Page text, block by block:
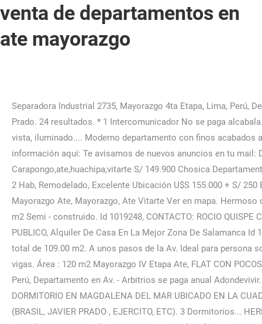
venta de departamentos en
ate mayorazgo
Separadora Industrial 2735, Mayorazgo 4ta Etapa, Lima, Perú, Departamento en Urbanización Alpamayo, Ate, Perú, Departamento en Av. Mayorazgo límite con la Molina cerca de Javier Prado. 24 resultados. * 1 Intercomunicador No se paga alcabala. var w = d.getElementsByTagName('script')[0]; DISTRITO DE ATE Ascensor directo a piso, una terraza grande con una buena vista, iluminado.... Moderno departamento con finos acabados amoblado y equipado que consta de 1er. Pide una cita para ver esta propiedad, no lo dejes escapar. Puedes obtener más información aquí: Te avisamos de nuevos anuncios en tu mail: Departamento en Calle Cordillera Blanca, Ate, Perú, Departamento en Urb. WebVenta De Departamentos Carapongo,ate,huachipa,vitarte S/ 149.900 Chosica Departamentos Venta De Departamentos Carapongo,ate,huachipa,vitarte 2 Dormitorios 2 Baños 222 m² Consultar Dúplex Con Terraza De 2 Hab, Remodelado, Excelente Ubicación U$S 155.000 + S/ 250 EXP Surquillo Departamentos Dúplex Con Terraza De 2 Hab, … EN CONSTRUCCIÓN | FECHA DE ENTREGA: MARZO 2023 | Mayorazgo Ate, Mayorazgo, Ate Vitarte Ver en mapa. Hermoso departamento dos plantas ... jurídica ine comprobante … Id:50784, Jim Aguilar 9/5/7/2/8/7/9/3/2 Se vende tercer piso de 113 m2 Semi - construido. Id 1019248, CONTACTO: ROCIO QUISPE CEL: 949*514*793 SE ALQUILA CASA EN LA MEJOR ZONA DE SALAMNCA,CERCA A PARQUE FÁCIL ACCESO A TRANSPORTE PUBLICO, Alquiler De Casa En La Mejor Zona De Salamanca Id 1007556, CONTACTO : ARMANDO HURTADO CEL : 9. SEPARADORA INDUSTRIAL... Preguntar por la Srta. Cuenta con un Ã¡rea total de 109.00 m2. A unos pasos de la Av. Ideal para persona soltera o pareja sin hijos. CONSTRUCTORES Y AV. Venta Mini Departamento En 4to. tiene paredes tarrajeadas, columnas y vigas. Área : 120 m2 Mayorazgo IV Etapa Ate, FLAT CON POCOS AÑOS DE CONSTRUCCIÓN. 4 Dormitorios. Cordillera Negra, Ate, Perú, Departamento en Calle Guipúzcoa Número 104, Lima, Perú, Departamento en Av. - Arbitrios se paga anual Adondevivir. Constructores, Óvalo Huarochirí. box-shadow: none; -Servicio Luz Independiente. VENDO MINIDEPARTAMENTO DE UN DORMITORIO EN MAGDALENA DEL MAR UBICADO EN LA CUADRA SEIS DEL JR LIBERTAD EN PRIMER PISO ,RODEADO DE MERCADOS , COLEGIOS , BANCOS Y AVENIDAS PRINCIPALES (BRASIL, JAVIER PRADO , EJERCITO, ETC). 3 Dormitorios... HERMOSOS DEPARTAMENTOS DE ESTRENO EN VENTA EN MAYORAZGO - ATE. -SALA-COMEDOR con amplias ventanas... Completamente amoblados y equipados, incluye lavadora, secadora y cochera. • Cocheras - con ascensor vehicular Espalda de Real Plaza Santa Clara, ️¿Te gustaría vivir en una localidad donde encuentres un hermoso sol todo el año? ¿Sos inmobiliaria y todavía no estas registrado. ¡Se venden departamentos de estreno frente a parque en Mayorazgo con excelentes acabados!Venta de departamentos equipados, listos para habitar. Contactar Ver en detalle 1 / 7 $ 80,000 Toda la información de las propiedades publicadas en el portal es gratuita y de libre acceso. WebVenta Departamentos en ESTRENO en Lince limite Jesús María con ascensor directo a la propiedad. var s = doc.createElement('script'); descripcion; area: 99 M2. Excelente clima todo el año. ...BELLO DPTO DE 93 M UBICADO EN URB MAYORAZGO PRIMERA ETAPA LIMITE CON LAMOLINA, EN CUARTO PISO SIN ASCENSOR, SIN